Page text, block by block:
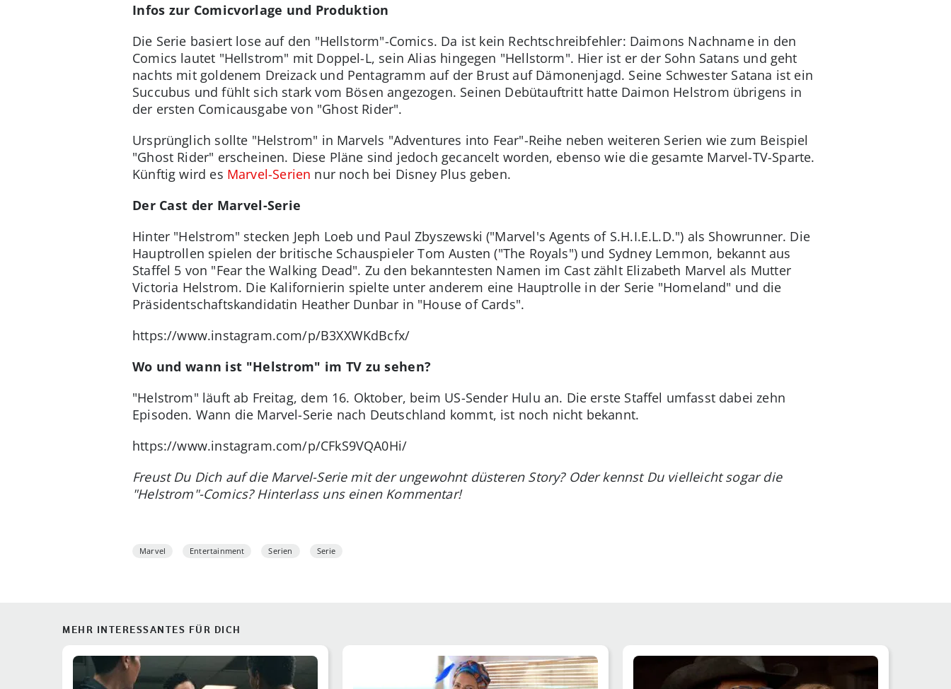
Infos zur Comicvorlage und Produktion
Die Serie basiert lose auf den "Hellstorm"-Comics. Da ist kein Rechtschreibfehler: Daimons Nachname in den
Comics lautet "Hellstrom" mit Doppel-L, sein Alias hingegen "Hellstorm". Hier ist er der Sohn Satans und geht
nachts mit goldenem Dreizack und Pentagramm auf der Brust auf Dämonenjagd. Seine Schwester Satana ist ein
Succubus und fühlt sich stark vom Bösen angezogen. Seinen Debütauftritt hatte Daimon Helstrom übrigens in
der ersten Comicausgabe von "Ghost Rider".
Ursprünglich sollte "Helstrom" in Marvels "Adventures into Fear"-Reihe neben weiteren Serien wie zum Beispiel
"Ghost Rider" erscheinen. Diese Pläne sind jedoch gecancelt worden, ebenso wie die gesamte Marvel-TV-Sparte.
Künftig wird es Marvel-Serien nur noch bei Disney Plus geben.
Der Cast der Marvel-Serie
Hinter "Helstrom" stecken Jeph Loeb und Paul Zbyszewski ("Marvel's Agents of S.H.I.E.L.D.") als Showrunner. Die
Hauptrollen spielen der britische Schauspieler Tom Austen ("The Royals") und Sydney Lemmon, bekannt aus
Staffel 5 von "Fear the Walking Dead". Zu den bekanntesten Namen im Cast zählt Elizabeth Marvel als Mutter
Victoria Helstrom. Die Kalifornierin spielte unter anderem eine Hauptrolle in der Serie "Homeland" und die
Präsidentschaftskandidatin Heather Dunbar in "House of Cards".
https://www.instagram.com/p/B3XXWKdBcfx/
Wo und wann ist "Helstrom" im TV zu sehen?
"Helstrom" läuft ab Freitag, dem 16. Oktober, beim US-Sender Hulu an. Die erste Staffel umfasst dabei zehn
Episoden. Wann die Marvel-Serie nach Deutschland kommt, ist noch nicht bekannt.
https://www.instagram.com/p/CFkS9VQA0Hi/
Freust Du Dich auf die Marvel-Serie mit der ungewohnt düsteren Story? Oder kennst Du vielleicht sogar die
"Helstrom"-Comics? Hinterlass uns einen Kommentar!
Marvel Entertainment Serien Serie
MEHR INTERESSANTES FÜR DICH